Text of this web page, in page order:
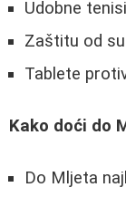
Udobne
Zaštitu od
Tablete
Kako doći do
Do Mljeta